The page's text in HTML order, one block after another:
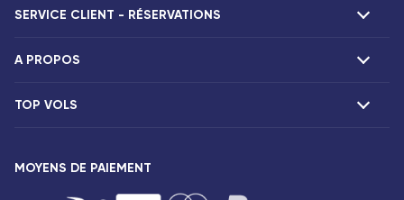
SERVICE CLIENT - RÉSERVATIONS
F.A.Q et contacts
Destinations
A PROPOS
Présentation
Espace presse
TOP VOLS
MOYENS DE PAIEMENT